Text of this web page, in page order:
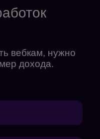
вебкам, нужно
дохода.